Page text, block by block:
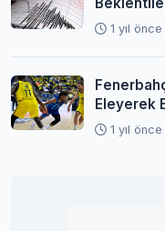
1 yıl önce
Eleyerek
Yükseldi
1 yıl önce